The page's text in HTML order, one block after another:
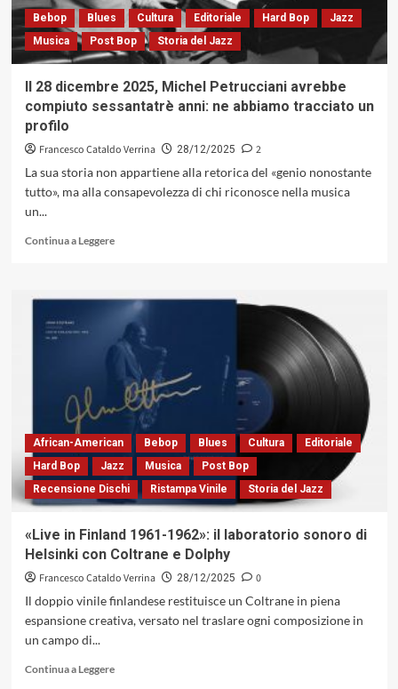
il
viaggio
nelle
notti
un’America
profonda
Novus,
Bebop Blues Cultura Editoriale Hard Bop
Jazz
Musica
Post Bop Storia del Jazz
Il 28 dicembre 2025, Michel Petrucciani avrebbe
compiuto sessantatrè anni: ne abbiamo tracciato un
profilo
Francesco Cataldo Verrina 28/12/2025
2
La sua storia non appartiene alla retorica del «genio nonostante
tutto», ma alla consapevolezza di chi riconosce nella musica
un...
Continua a LeggereLeggi
28
dicembre
2025,
Michel
Petrucciani
avrebbe
compiuto
sessantatrè
anni:
ne
abbiamo
tracciato
profilo
African-American Bebop Blues Cultura
Editoriale
Hard Bop
Jazz Musica
Post Bop
Recensione Dischi
Ristampa Vinile Storia del Jazz
«Live in Finland 1961-1962»: il laboratorio sonoro di
Helsinki con Coltrane e Dolphy
Francesco Cataldo Verrina 28/12/2025
0
Il doppio vinile finlandese restituisce un Coltrane in piena
espansione creativa, versato nel traslare ogni composizione in
un campo di...
Continua a LeggereLeggi